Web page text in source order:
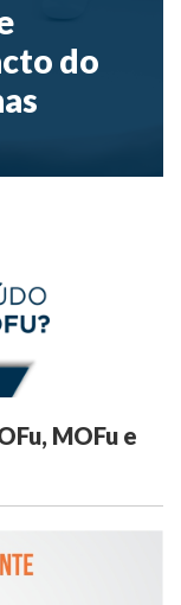
do
MOFu e